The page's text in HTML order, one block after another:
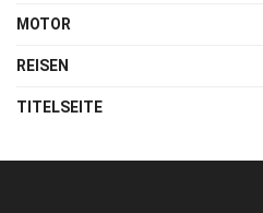
MOTOR
REISEN
TITELSEITE